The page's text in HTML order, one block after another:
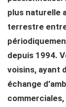
plus naturelle
terrestre
depuis 1994.
voisins, ayant
échange